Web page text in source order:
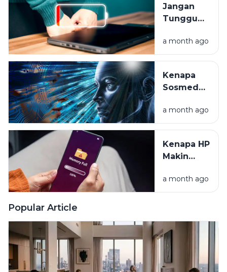
Frozen
Food
Jangan
Tunggu
Ini Cara
Rawat
Laptop
Anda
a month ago
Kenapa
Sosmed
yang Kita
Mau? Intip
Algoritma
a month ago
Kenapa HP
Makin
Makin
Lemot?
Alasannya
a month ago
Popular Article